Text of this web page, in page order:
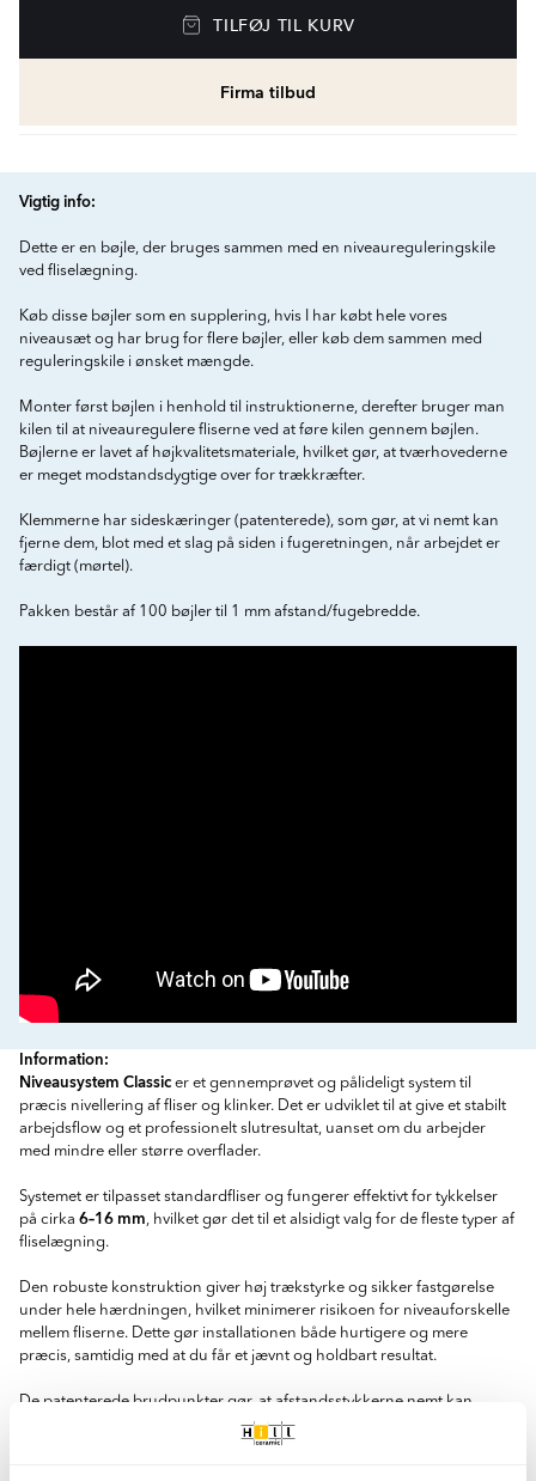
TILFØJ TIL KURV
Firma tilbud
Vigtig info:
Dette er en bøjle, der bruges sammen med en niveaureguleringskile
ved fliselægning.
Køb disse bøjler som en supplering, hvis I har købt hele vores
niveausæt og har brug for flere bøjler, eller køb dem sammen med
reguleringskile i ønsket mængde.
Monter først bøjlen i henhold til instruktionerne, derefter bruger man
kilen til at niveauregulere fliserne ved at føre kilen gennem bøjlen.
Bøjlerne er lavet af højkvalitetsmateriale, hvilket gør, at tværhovederne
er meget modstandsdygtige over for trækkræfter.
Klemmerne har sideskæringer (patenterede), som gør, at vi nemt kan
fjerne dem, blot med et slag på siden i fugeretningen, når arbejdet er
færdigt (mørtel).
Pakken består af 100 bøjler til 1 mm afstand/fugebredde.
Information:
Niveausystem Classic er et gennemprøvet og pålideligt system til
præcis nivellering af fliser og klinker. Det er udviklet til at give et stabilt
arbejdsflow og et professionelt slutresultat, uanset om du arbejder
med mindre eller større overflader.
Systemet er tilpasset standardfliser og fungerer effektivt for tykkelser
på cirka 6–16 mm, hvilket gør det til et alsidigt valg for de fleste typer af
fliselægning.
Den robuste konstruktion giver høj trækstyrke og sikker fastgørelse
under hele hærdningen, hvilket minimerer risikoen for niveauforskelle
mellem fliserne. Dette gør installationen både hurtigere og mere
præcis, samtidig med at du får et jævnt og holdbart resultat.
De patenterede brudpunkter gør, at afstandsstykkerne nemt kan
fjernes efter at fixet er hærdet. Ved at banke i fugens retning brydes
clipsen rent under flisen uden at påvirke det færdige resultat.